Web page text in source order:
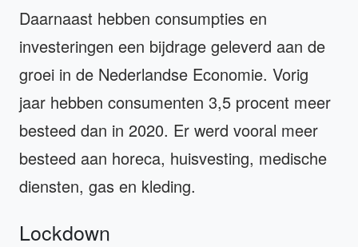
Daarnaast hebben consumpties en
investeringen een bijdrage geleverd aan de
groei in de Nederlandse Economie. Vorig
jaar hebben consumenten 3,5 procent meer
besteed dan in 2020. Er werd vooral meer
besteed aan horeca, huisvesting, medische
diensten, gas en kleding.
Lockdown